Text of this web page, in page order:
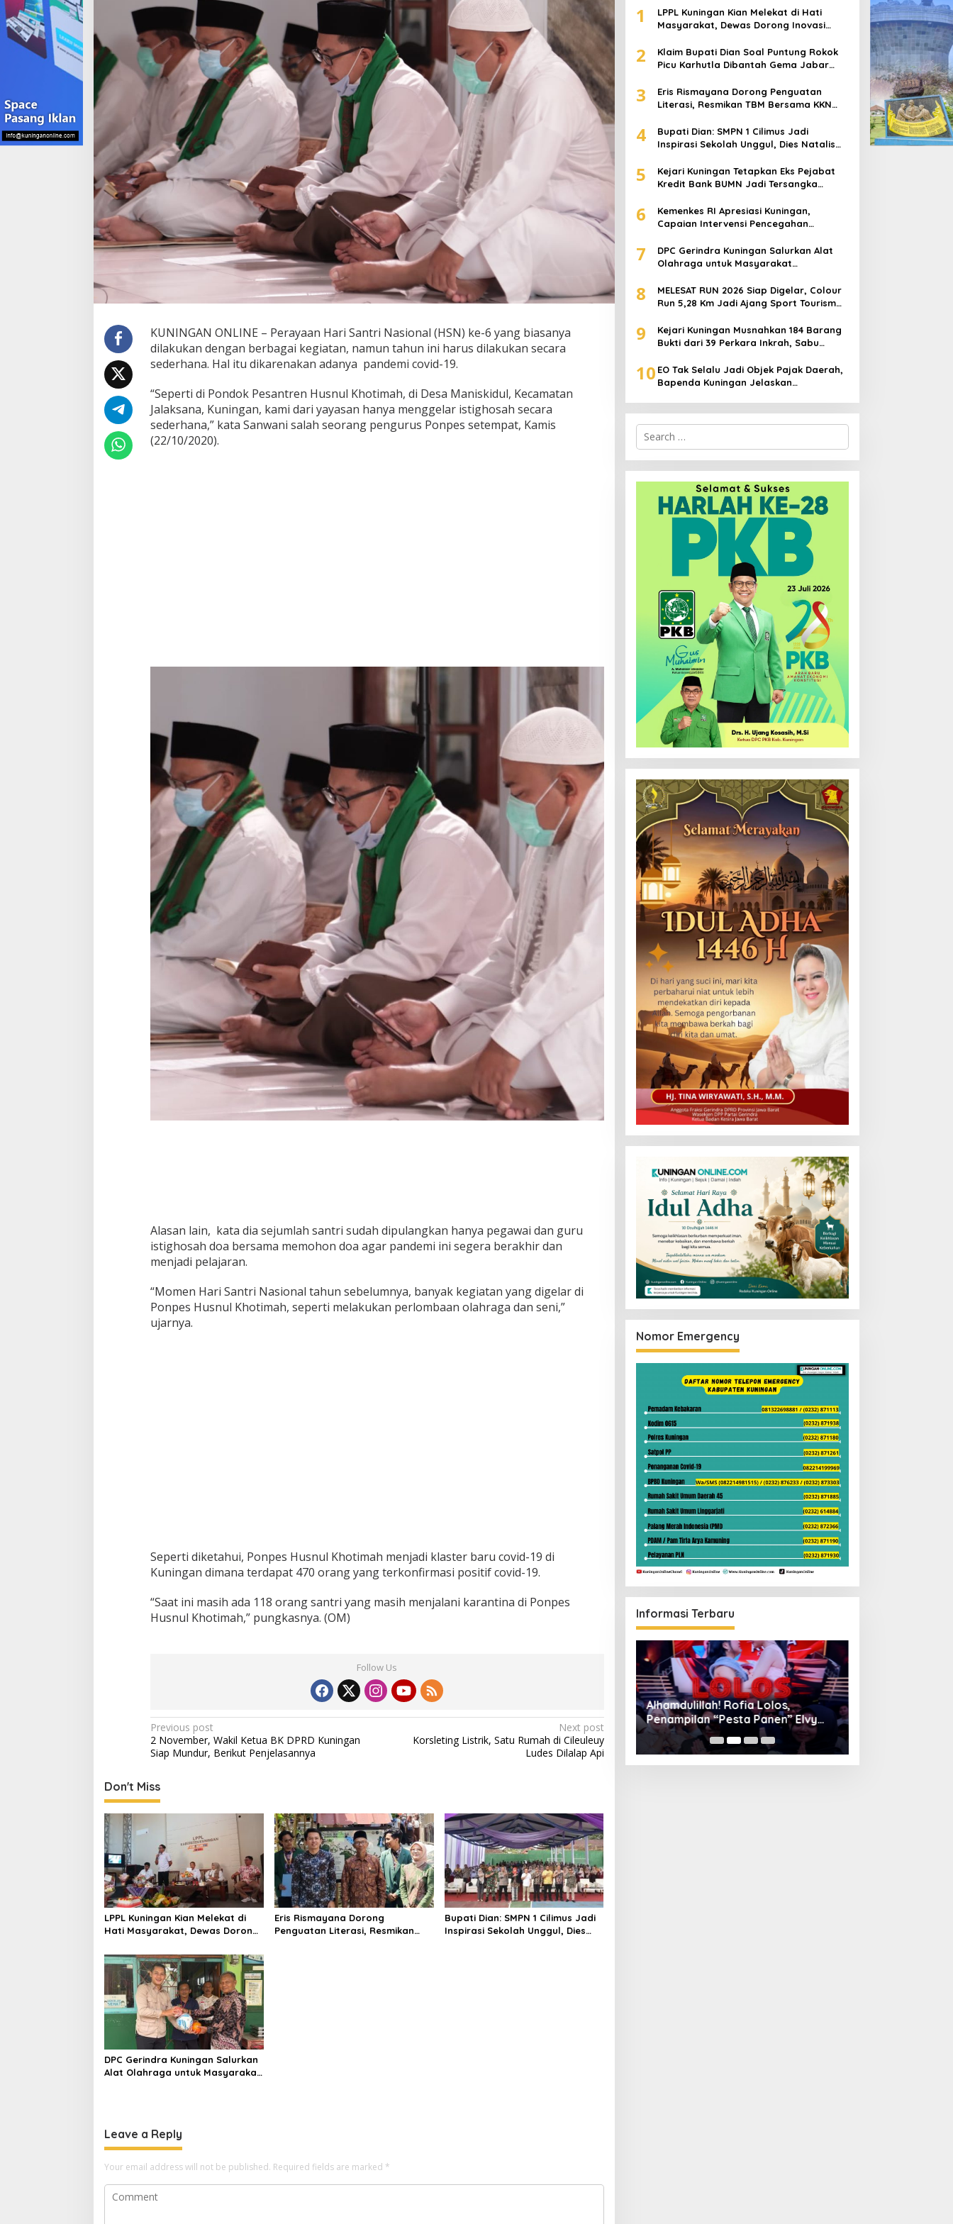
KUNINGAN ONLINE – Perayaan Hari Santri Nasional (HSN) ke-6 yang biasanya
dilakukan dengan berbagai kegiatan, namun tahun ini harus dilakukan secara
sederhana. Hal itu dikarenakan adanya pandemi covid-19.
“Seperti di Pondok Pesantren Husnul Khotimah, di Desa Maniskidul, Kecamatan
Jalaksana, Kuningan, kami dari yayasan hanya menggelar istighosah secara
sederhana,” kata Sanwani salah seorang pengurus Ponpes setempat, Kamis
(22/10/2020).
Alasan lain, kata dia sejumlah santri sudah dipulangkan hanya pegawai dan guru
istighosah doa bersama memohon doa agar pandemi ini segera berakhir dan
menjadi pelajaran.
“Momen Hari Santri Nasional tahun sebelumnya, banyak kegiatan yang digelar di
Ponpes Husnul Khotimah, seperti melakukan perlombaan olahraga dan seni,”
ujarnya.
Seperti diketahui, Ponpes Husnul Khotimah menjadi klaster baru covid-19 di
Kuningan dimana terdapat 470 orang yang terkonfirmasi positif covid-19.
“Saat ini masih ada 118 orang santri yang masih menjalani karantina di Ponpes
Husnul Khotimah,” pungkasnya. (OM)
Follow Us
Post
navigation
Previous post
2 November, Wakil Ketua BK DPRD Kuningan
Siap Mundur, Berikut Penjelasannya
Next post
Korsleting Listrik, Satu Rumah di Cileuleuy
Ludes Dilalap Api
Don't Miss
LPPL Kuningan Kian Melekat di
Hati Masyarakat, Dewas Dorong
Eris Rismayana Dorong
Penguatan Literasi, Resmikan
Bupati Dian: SMPN 1 Cilimus Jadi
Inspirasi Sekolah Unggul, Dies
DPC Gerindra Kuningan Salurkan
Alat Olahraga untuk Masyarakat
Leave a Reply
Your email address will not be published. Required fields are marked *
1
LPPL Kuningan Kian Melekat di Hati
Masyarakat, Dewas Dorong Inovasi
2
Klaim Bupati Dian Soal Puntung Rokok
Picu Karhutla Dibantah Gema Jabar
3
Eris Rismayana Dorong Penguatan
Literasi, Resmikan TBM Bersama KKN
4
Bupati Dian: SMPN 1 Cilimus Jadi
Inspirasi Sekolah Unggul, Dies Natalis
5
Kejari Kuningan Tetapkan Eks Pejabat
Kredit Bank BUMN Jadi Tersangka
6
Kemenkes RI Apresiasi Kuningan,
Capaian Intervensi Pencegahan
7
DPC Gerindra Kuningan Salurkan Alat
Olahraga untuk Masyarakat
Generasi Muda
8
MELESAT RUN 2026 Siap Digelar, Colour
Run 5,28 Km Jadi Ajang Sport Tourism
9
Kejari Kuningan Musnahkan 184 Barang
Bukti dari 39 Perkara Inkrah, Sabu
10 EO Tak Selalu Jadi Objek Pajak Daerah,
Bapenda Kuningan Jelaskan
Search
for:
Nomor Emergency
Informasi Terbaru
LPPL Kuningan Kian Melekat di
Hati Masyarakat, Dewas Dorong
Inovasi Penyiaran Digital
Alhamdulillah! Rofia Lolos,
Penampilan “Pesta Panen” Elvy
Sukaesih Berbuah Manis